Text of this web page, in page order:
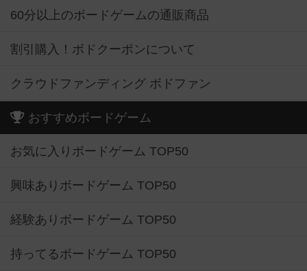
60分以上のボードゲームの通販商品
割引購入！ボドクーポンについて
クラウドファンディング ボドファン
おすすめボードゲーム
お気に入りボードゲーム TOP50
興味ありボードゲーム TOP50
経験ありボードゲーム TOP50
持ってるボードゲーム TOP50